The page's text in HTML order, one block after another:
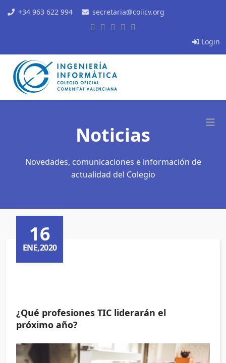
+34 963 622 994 secretaria@coiicv.org
Login
Noticias
Novedades, comunicaciones e información de
actualidad del Colegio
16
ENE,2020
¿Qué profesiones TIC liderarán el
próximo año?